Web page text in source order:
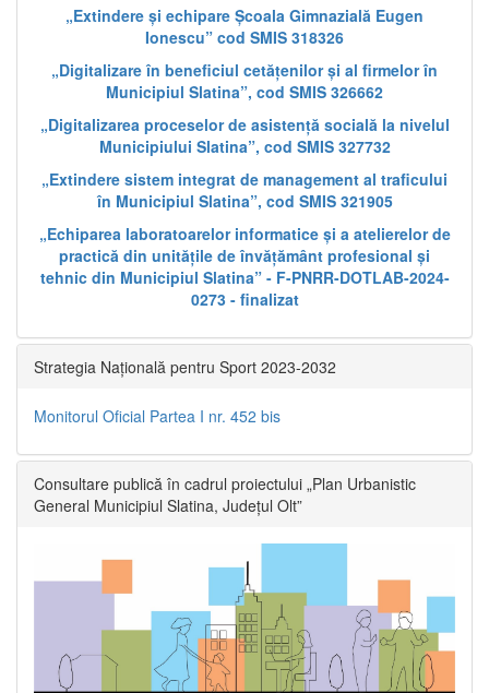
„Extindere și echipare Școala Gimnazială Eugen
Ionescu” cod SMIS 318326
„Digitalizare în beneficiul cetățenilor și al firmelor în
Municipiul Slatina”, cod SMIS 326662
„Digitalizarea proceselor de asistență socială la nivelul
Municipiului Slatina”, cod SMIS 327732
„Extindere sistem integrat de management al traficului
în Municipiul Slatina”, cod SMIS 321905
„Echiparea laboratoarelor informatice și a atelierelor de
practică din unitățile de învățământ profesional și
tehnic din Municipiul Slatina” - F-PNRR-DOTLAB-2024-
0273 - finalizat
Strategia Națională pentru Sport 2023-2032
Monitorul Oficial Partea I nr. 452 bis
Consultare publică în cadrul proiectului „Plan Urbanistic
General Municipiul Slatina, Județul Olt”